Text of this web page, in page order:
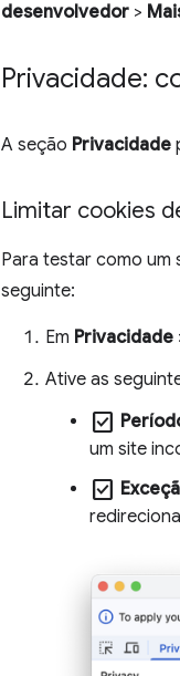
desenvolvedor >
Privacidade:
A seção Privacidade
Limitar cookies
Para testar como
seguinte:
Em Privacidade
Ative as
check_box
um site
check_box